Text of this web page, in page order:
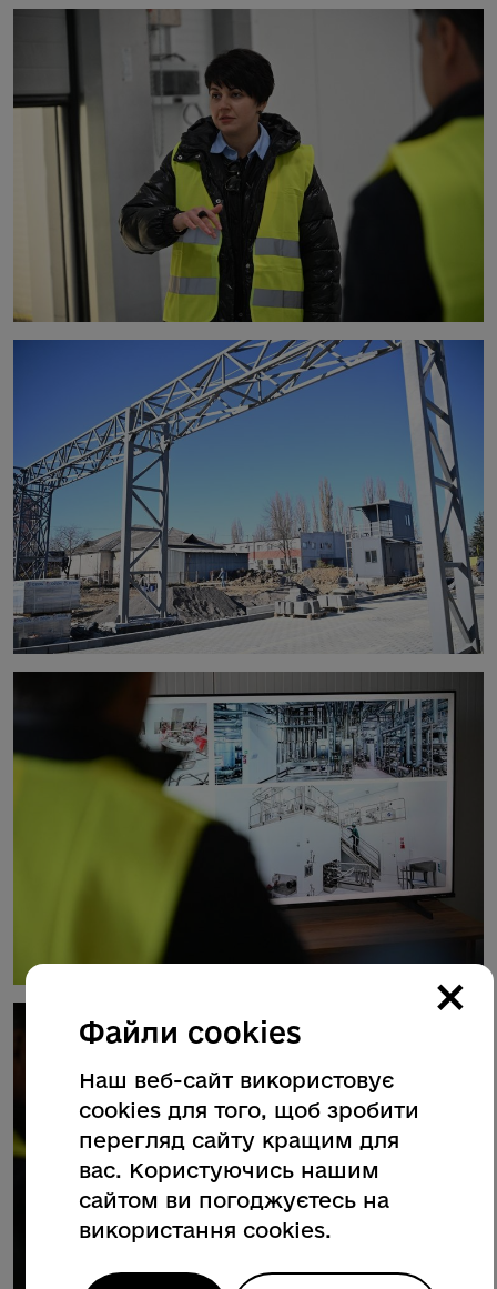
×
Файли cookies
Наш веб-сайт використовує
cookies для того, щоб зробити
перегляд сайту кращим для
вас. Користуючись нашим
сайтом ви погоджуєтесь на
використання cookies.